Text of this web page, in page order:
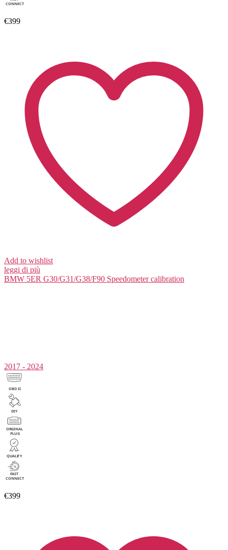
€399
Add to wishlist
leggi di più
BMW 5ER G30/G31/G38/F90 Speedometer calibration
2017 - 2024
€399